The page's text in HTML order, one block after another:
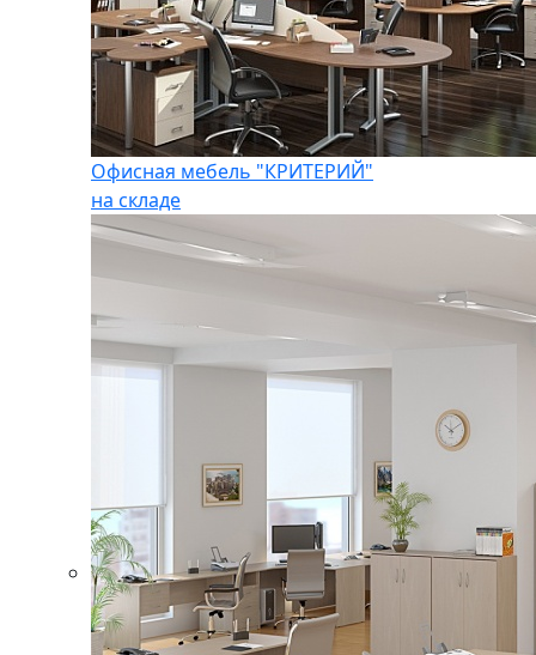
Офисная мебель "КРИТЕРИЙ"
на складе